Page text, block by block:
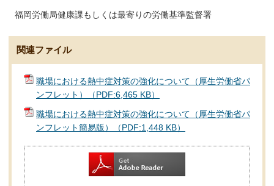
福岡労働局健康課もしくは最寄りの労働基準監督署
関連ファイル
職場における熱中症対策の強化について（厚生労働省パ
ンフレット）（PDF:6,465 KB）
職場における熱中症対策の強化について（厚生労働省パ
ンフレット簡易版）（PDF:1,448 KB）